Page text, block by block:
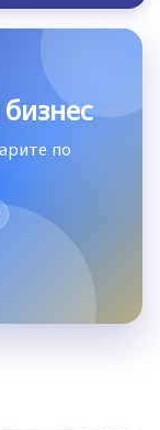
по